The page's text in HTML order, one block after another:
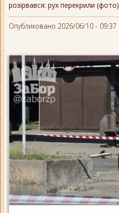
розірвався: рух перекрили (фото)
Опубликовано 2026/06/10 - 09:37